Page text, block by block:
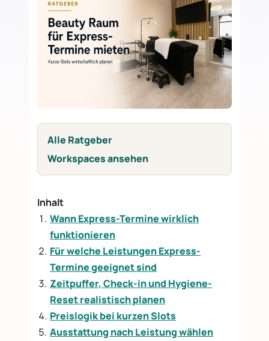
Alle Ratgeber
Workspaces ansehen
Inhalt
Wann Express-Termine wirklich
funktionieren
Für welche Leistungen Express-
Termine geeignet sind
Zeitpuffer, Check-in und Hygiene-
Reset realistisch planen
Preislogik bei kurzen Slots
Ausstattung nach Leistung wählen